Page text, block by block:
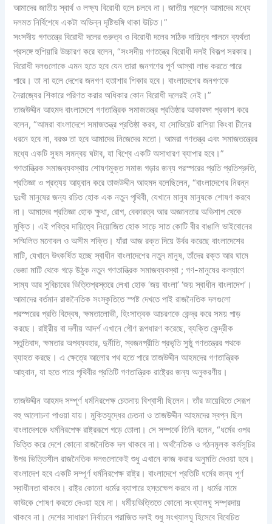
আমাদের জাতীয় স্বার্থ ও লক্ষ্য বিরোধী হলে চলবে না। জাতীয় প্রশ্নে আমাদের মধ্যে
দলমত নির্বিশেষে একটা অভিন্ন দৃষ্টিভঙ্গি থাকা উচিত।”
সংসদীয় গণতন্ত্রে বিরোধী দলের গুরুত্ব ও বিরোধী দলের সঠিক দায়িত্ব পালনে ব্যর্থতা
প্রসঙ্গে হুশিয়ারি উচ্চারণ করে বলেন, “সংসদীয় গণতন্ত্রে বিরোধী দলই বিকল্প সরকার।
বিরোধী দলগুলোকে এমন হতে হবে যেন তারা জনগণের পূর্ণ আস্থা লাভ করতে পারে
পারে। তা না হলে দেশের জনগণ হতাশার শিকার হবে। বাংলাদেশের জনগণকে
নৈরাজ্যের শিকারে পরিণত করার অধিকার কোন বিরোধী দলেরই নেই।”
তাজউদ্দীন আহমদ বাংলাদেশে গণতান্ত্রিক সমাজতন্ত্র প্রতিষ্ঠার আকাঙ্ক্ষা প্রকাশ করে
বলেন, “আমরা বাংলাদেশে সমাজতন্ত্র প্রতিষ্ঠা করব, যা সোভিয়েট রাশিয়া কিংবা চীনের
ধরনে হবে না, বরঞ্চ তা হবে আমাদের নিজেদের মতো। আমরা গণতন্ত্র এবং সমাজতন্ত্রের
মধ্যে একটি সুষম সমন্বয় ঘটাব, যা বিশ্বে একটি অসাধারণ ব্যাপার হবে।”
গণতান্ত্রিক সমাজব্যবস্থায় শোষণমুক্ত সমাজ গড়ার জন্য পরস্পরের প্রতি প্রতিশ্রুতি,
প্রতিজ্ঞা ও প্রত্যয় আহ্বান করে তাজউদ্দীন আহমদ বলেছিলেন, “বাংলাদেশের নিরন্ন
দুঃখী মানুষের জন্য রচিত হোক এক নতুন পৃথিবী, যেখানে মানুষ মানুষকে শোষণ করবে
না। আমাদের প্রতিজ্ঞা হোক ক্ষুধা, রোগ, বেকারত্ব আর অজ্ঞানতার অভিশাপ থেকে
মুক্তি। এই পবিত্র দায়িত্বে নিয়োজিত হোক সাড়ে সাত কোটি বীর বাঙালি ভাইবোনের
সম্মিলিত মনোবল ও অসীম শক্তি। যাঁরা আজ রক্ত দিয়ে উর্বর করেছে বাংলাদেশের
মাটি, যেখানে উৎকর্ষিত হচ্ছে স্বাধীন বাংলাদেশের নতুন মানুষ, তাঁদের রক্ত আর ঘামে
ভেজা মাটি থেকে গড়ে উঠুক নতুন গণতান্ত্রিক সমাজব্যবস্থা ; গণ-মানুষের কল্যাণে
সাম্য আর সুবিচারের ভিত্তিপ্রস্তরে লেখা হোক ‘জয় বাংলা’ ‘জয় স্বাধীন বাংলাদেশ’।
আমাদের বর্তমান রাজনৈতিক সংস্কৃতিতে স্পষ্ট দেখতে পাই রাজনৈতিক দলগুলো
পরস্পরের প্রতি বিদ্বেষ, ক্ষমতালোভী, হিংসাত্বক আচরণকে কেন্দ্র করে সময় পাড়
করছে। রাষ্ট্রীয় বা দলীয় আদর্শ এখানে গৌণ রূপধারণ করেছে, ব্যক্তি কেন্দ্রীক
স্তুতিবাদ, ক্ষমতার অপব্যবহার, দুর্নীতি, স্বজনপ্রীতি প্রভৃতি সুষ্ঠু গণতন্ত্রের পথকে
ব্যাহত করছে। এ ক্ষেত্রে আলোর পথ হতে পারে তাজউদ্দীন আহমদের গণতান্ত্রিক
আহ্বান, যা হতে পারে পৃথিবীর প্রতিটি গণতান্ত্রিক রাষ্ট্রের জন্য অনুকরণীয়।
তাজউদ্দীন আহমদ সম্পূর্ণ ধর্মনিরপেক্ষ চেতনায় বিশ্বাসী ছিলেন। তাঁর ডায়েরিতে সেরূপ
বহু আলোচনা পাওয়া যায়। মুক্তিযুদ্ধের চেতনা ও তাজউদ্দীন আহমদের স্বপ্ন ছিল
বাংলাদেশকে ধর্মনিরপেক্ষ রাষ্ট্ররূপে গড়ে তোলা। সে সম্পর্কে তিনি বলেন, “ধর্মের ওপর
ভিত্তি করে দেশে কোনো রাজনৈতিক দল থাকবে না। অর্থনৈতিক ও গঠনমূলক কর্মসূচির
উপর ভিত্তিশীল রাজনৈতিক দলগুলোকেই শুধু এখানে কাজ করার অনুমতি দেওয়া হবে।
বাংলাদেশ হবে একটি সম্পূর্ণ ধর্মনিরপেক্ষ রাষ্ট্র। বাংলাদেশে প্রতিটি ধর্মের জন্য পূর্ণ
স্বাধীনতা থাকবে। রাষ্ট্র কোনো ধর্মের ব্যাপারে হস্তক্ষেপ করবে না। ধর্মের নামে
কাউকে শোষণ করতে দেওয়া হবে না। ধর্মীয়ভিত্তিতে কোনো সংখ্যালঘু সম্প্রদায়
থাকবে না। দেশের সাধারণ নির্বাচনে পরাজিত দলই শুধু সংখ্যালঘু হিসেবে বিবেচিত